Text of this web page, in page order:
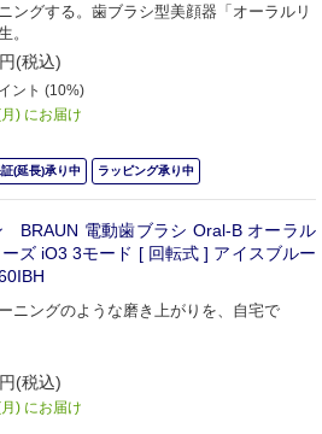
ングする。歯ブラシ型美顔器「オーラルリ
。
円(税込)
ント (10%)
) にお届け
(延長)承り中 ラッピング承り中
BRAUN 電動歯ブラシ Oral-B オーラル
ズ iO3 3モード [ 回転式 ] アイスブルー
ニングのような磨き上がりを、自宅で
円(税込)
) にお届け